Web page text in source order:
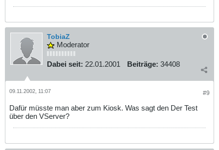
TobiaZ
Moderator
Dabei seit: 22.01.2001 Beiträge: 34408
#9
09.11.2002, 11:07
Dafür müsste man aber zum Kiosk. Was sagt den Der Test
über den VServer?